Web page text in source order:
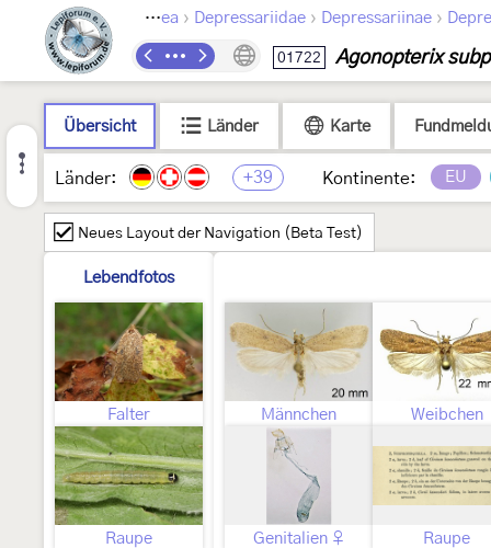
› Gelechioidea › Depressariidae › Depressariinae ›
01722 Agonopterix
Übersicht Länder Karte
Länder: +39 Kontinente: EU
Neues Layout der Navigation (Beta Test)
Lebendfotos
Falter
Raupe
Männchen Weibchen
Genitalien ♀ Raupe